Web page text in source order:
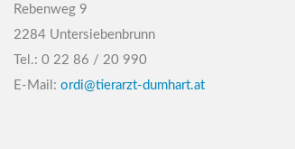
Rebenweg 9
2284 Untersiebenbrunn
Tel.: 0 22 86 / 20 990
E-Mail: ordi@tierarzt-dumhart.at